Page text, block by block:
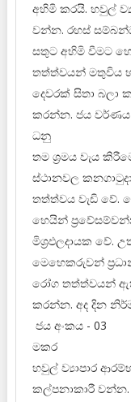
අහිමි කරයි. හවුල්
වන්න. රහස්
සතුට අහිමි වීමට
තත්ත්වයන් මතුවිය
දෙවරක් සිතා බලා
කරන්න. ජය වර්ණය
ධනු
තම ශ්‍රමය වැය
ස්ථානවල
තත්ත්වය වැඩි වේ.
හෙයින්
මිශ්‍රඵලදායක වේ.
මෙහෙකරුවන්
රෝග තත්ත්වයන්
කරන්න. අද දින
ජය අංකය - 03
මකර
හවුල් ව්‍යාපාර
කල්පනාකාරී වන්න.